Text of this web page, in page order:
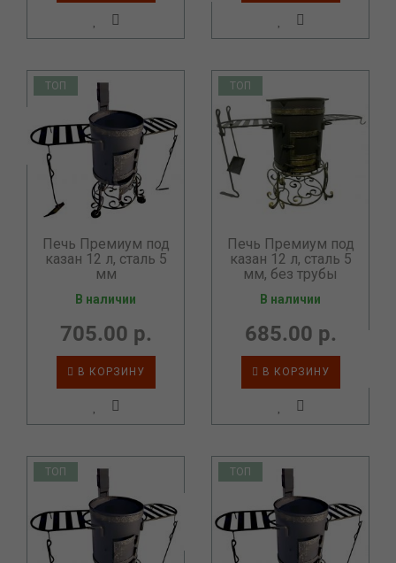
ТОП
Печь Премиум под
казан 12 л, сталь 5
мм
В наличии
705.00 р.
В КОРЗИНУ
ТОП
Печь Премиум под
казан 12 л, сталь 5
мм, без трубы
В наличии
685.00 р.
В КОРЗИНУ
ТОП ТОП